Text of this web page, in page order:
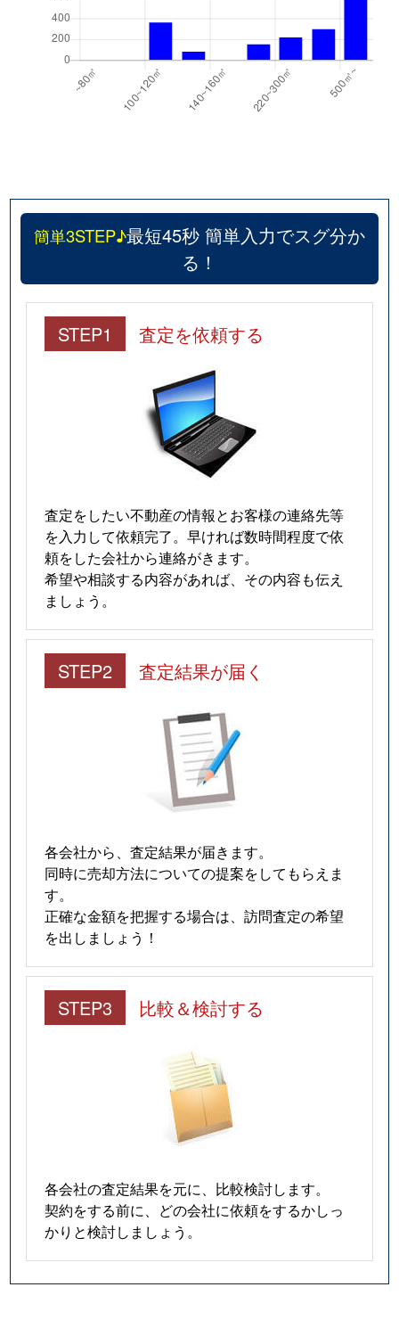
簡単3STEP♪最短45秒 簡単入力でスグ分か
る！
STEP1 査定を依頼する
査定をしたい不動産の情報とお客様の連絡先等
を入力して依頼完了。早ければ数時間程度で依
頼をした会社から連絡がきます。
希望や相談する内容があれば、その内容も伝え
ましょう。
STEP2 査定結果が届く
各会社から、査定結果が届きます。
同時に売却方法についての提案をしてもらえま
す。
正確な金額を把握する場合は、訪問査定の希望
を出しましょう！
STEP3 比較＆検討する
各会社の査定結果を元に、比較検討します。
契約をする前に、どの会社に依頼をするかしっ
かりと検討しましょう。